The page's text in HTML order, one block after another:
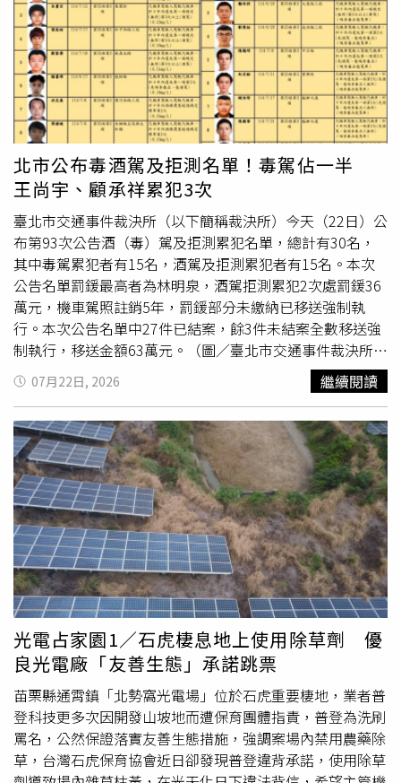
在死亡的瞬間，其法律上的權利能力、行為能力以及生前對
他人的委託授權關係便會立即終止歸零。因此，不論死者生
前是否有口頭交代，或是長期將金融存摺交由特定家屬保
管，親屬在死者離世後均無權繼續以其名義製作文書或辦理
金融業務。凡未經合法授權而以先人名義簽名或蓋章提領存
款，可能構成偽造私文書罪，即便主觀上沒有侵占遺產的惡
意，也無法直接排除刑事責任的成立，僅能作為法官量刑時
爭取減刑的參考依據。為避免觸法，蘇律師建議，家屬應先
辦理死亡登記並取得除戶謄本，接著向國稅局申報遺產稅，
順利取得免稅或繳清證明書後，再由全體合法繼承人共同至
金融機構簽名辦理繼承提領手續。如此方能確保所有財產處
分過程公開透明，不僅符合法規的要求，也能有效防範親屬
間因對財產處置方式產生疑慮而爆發訴訟紛爭。考量到家屬
辦理喪事確實有急用現金的實際需求，蘇律師提到，目前部
分金融機構已提供彈性的便民應變機制。對於一定金額以下
的存款（如部分銀行規定20萬元以下），在符合相關條件下
可免附國稅局完稅證明，只需經過全體繼承人一致同意即可
辦理提領；甚至有部分金融機構開放3萬元以下的微額存
款，允許單一繼承人提出申請，但申請人仍須檢具全體繼承
人簽署同意的切結書，藉此在法規遵循與民眾實務需求之間
取得適度平衡。此外，若想讓身後財產管理更加順暢並預防
家族紛爭，蘇律師建議，民眾可在生前立下合法有效的遺
囑，並於遺囑中明確指定信賴的「遺囑執行人」。這如同為
家人留下處理財產的合法憑證，當立遺囑人離世後，遺囑執
行人即可依據法律授權順利接管財產，依法辦理帳戶管理、
遺產稅申報及遺產分配等事項，繼承人便無需因一時心急而
冒險違法取款，也能避免其他親友產生猜忌而提告。最後，
蘇律師特別提醒，處理家族財產與親情事務時不能怕麻煩，
切莫貪圖便利或抱持僥倖心態而嘗試走捷徑。唯有嚴格遵循
法定流程辦理，並善用遺囑與法律機制，才能真正保護自己
與家人，避免讓處理善後美意演變成刑事罪名，實現圓滿妥
善的身後事安排。
北市公布毒酒駕及拒測名單！毒駕佔一半
王尚宇、顧承祥累犯3次
臺北市交通事件裁決所（以下簡稱裁決所）今天（22日）公
布第93次公告酒（毒）駕及拒測累犯名單，總計有30名，
其中毒駕累犯者有15名，酒駕及拒測累犯者有15名。本次
公告名單罰鍰最高者為林明泉，酒駕拒測累犯2次處罰鍰36
萬元，機車駕照註銷5年，罰鍰部分未繳納已移送強制執
行。本次公告名單中27件已結案，餘3件未結案全數移送強
制執行，移送金額63萬元。（圖／臺北市交通事件裁決所）
裁決所表示，另上月臺北市酒（毒）駕及拒測累犯3次以上
設籍本市者計有吳泓達及翁澤民等2名，裁決所已印製A4彩
布，加強嚇阻民眾酒（毒）駕行為，期望透過社會制約，避
免高度酒（毒）駕累犯者再犯之可能性。（圖／臺北市交通
事件裁決所）裁決所特別提醒民眾，有酒（毒）駕及拒測等
上述違規行為車輛牌照一律吊扣2年；累犯者處以高額罰
鍰，按前次罰鍰金額加罰9至18萬元；因而肇事致人重傷或
死亡，得没入該車輛；年滿十八歲同車乘客同罰最高處罰鍰
1萬5,000元。（圖／臺北市交通事件裁決所）上開酒（毒）
駕及拒測累犯資料已公告於交通局官網酒駕及拒測累犯公布
專區及毒駕及拒測累犯公布專區。裁決所呼籲，毒駕零容
忍，染毒一次代價一世，毒駕上路害人一生。飲酒「不」開
車出門、飲酒次日宿醉「不」駕車、席間飲酒「要」找代駕
或搭乘大眾運輸，勿心存僥倖觸犯法律而受罰，避免意外而
遺憾終身。◎喝酒勿開車！飲酒過量，有害健康，未滿18歲
請勿飲酒。（圖／臺北市交通事件裁決所）（圖／臺北市交
通事件裁決所）
07月22日, 2026 繼續閱讀
光電占家園1／石虎棲息地上使用除草劑 優
良光電廠「友善生態」承諾跳票
苗栗縣通霄鎮「北勢窩光電場」位於石虎重要棲地，業者普
登科技更多次因開發山坡地而遭保育團體指責，普登為洗刷
罵名，公然保證落實友善生態措施，強調案場內禁用農藥除
草，台灣石虎保育協會近日卻發現普登違背承諾，使用除草